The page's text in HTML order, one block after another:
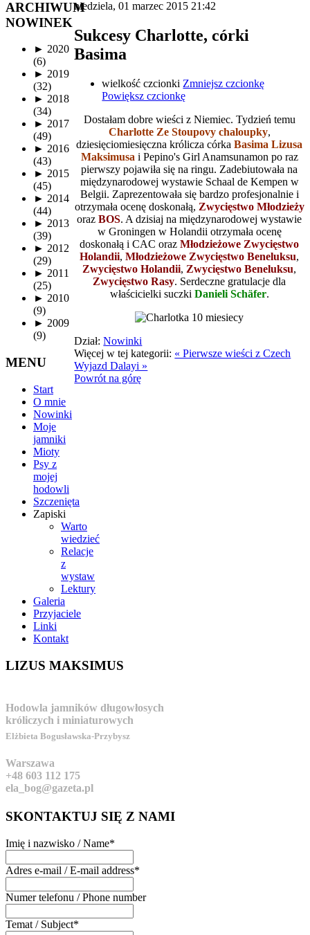
niedziela, 01 marzec 2015 21:42
Sukcesy Charlotte, córki
Basima
wielkość czcionki Zmniejsz czcionkę
Powiększ czcionkę
Dostałam dobre wieści z Niemiec. Tydzień temu
Charlotte Ze Stoupovy chaloupky,
dziesięciomiesięczna królicza córkaBasima Lizusa
Maksimusa i Pepino's Girl Anamsunamon po raz
pierwszy pojawiła się na ringu. Zadebiutowała na
międzynarodowej wystawie Schaal de Kempen w
Belgii. Zaprezentowała się bardzo profesjonalnie i
otrzymała ocenę doskonałą, Zwycięstwo Młodzieży
orazBOS. A dzisiaj na międzynarodowej wystawie
w Groningen w Holandii otrzymała ocenę
doskonałą i CAC orazMłodzieżowe Zwycięstwo
Holandii,Młodzieżowe Zwycięstwo Beneluksu,
Zwycięstwo Holandii, Zwycięstwo Beneluksu,
Zwycięstwo Rasy. Serdeczne gratulacje dla
właścicielki suczki Danieli Schäfer.
Dział: Nowinki
Więcej w tej kategorii: « Pierwsze wieści z Czech
Wyjazd Dalayi »
Powrót na górę
ARCHIWUM
NOWINEK
► 2020
(6)
► 2019
(32)
► 2018
(34)
► 2017
(49)
► 2016
(43)
► 2015
(45)
► 2014
(44)
► 2013
(39)
► 2012
(29)
► 2011
(25)
► 2010
(9)
► 2009
(9)
MENU
Start
O mnie
Nowinki
Moje
jamniki
Mioty
Psy z
mojej
hodowli
Szczenięta
Zapiski
Warto
wiedzieć
Relacje
z
wystaw
Lektury
Galeria
Przyjaciele
Linki
Kontakt
LIZUS MAKSIMUS
Hodowla jamników długowłosych
króliczych i miniaturowych
Elżbieta Bogusławska-Przybysz
Warszawa
+48 603 112 175
ela_bog@gazeta.pl
SKONTAKTUJ SIĘ Z NAMI
Imię i nazwisko / Name*
Adres e-mail / E-mail address*
Numer telefonu / Phone number
Temat / Subject*